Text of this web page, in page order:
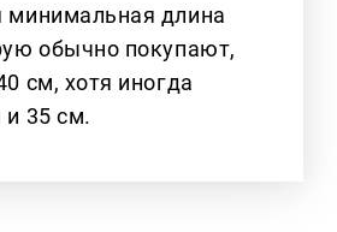
минимальная длина
обычно покупают,
см, хотя иногда
и 35 см.